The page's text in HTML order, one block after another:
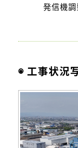
発信機
◉ 工事状況